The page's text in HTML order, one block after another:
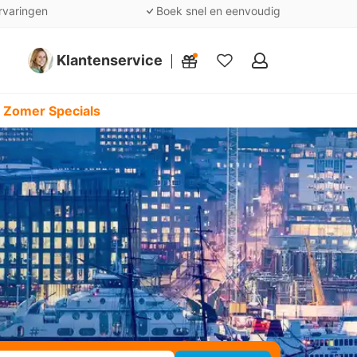
Boek snel en eenvoudig
Klantenservice
Mijn
Specials